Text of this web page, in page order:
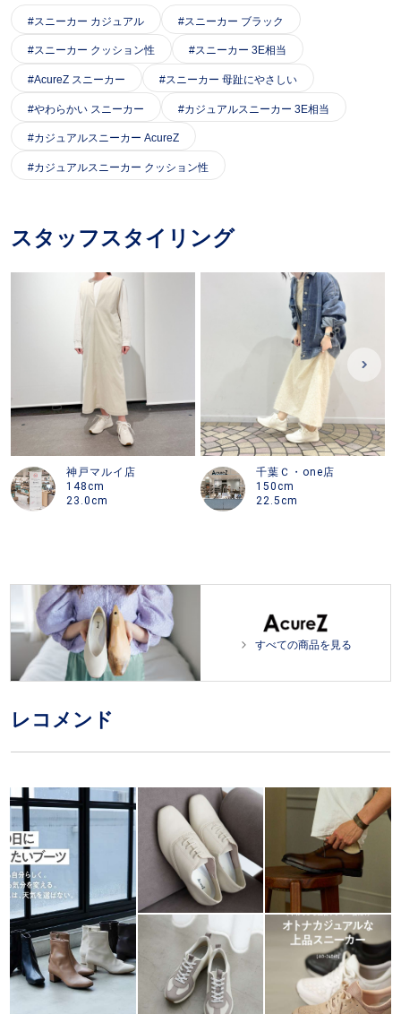
スニーカー カジュアル スニーカー ブラック
スニーカー クッション性 スニーカー 3E相当
AcureZ スニーカー スニーカー 母趾にやさしい
やわらかい スニーカー カジュアルスニーカー 3E相当
カジュアルスニーカー AcureZ
カジュアルスニーカー クッション性
スタッフスタイリング
神戸マルイ店
148cm
23.0cm
千葉Ｃ・one店
150cm
22.5cm
すべての商品を見る
レコメンド